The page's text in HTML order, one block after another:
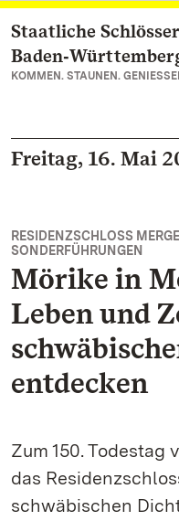
Zum Hauptinhalt
Staatliche
KOMMEN. STAUNEN.
Freitag, 16. Mai
RESIDENZSCHLOSS
SONDERFÜHRUNGEN
Mörike in
Leben und
entdecken
Zum 150. Todestag
das
schwäbischen